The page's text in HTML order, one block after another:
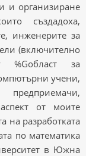
и организиране
създадоха,
инженерите за
(включително
%Gобласт за
учени,
предприемачи,
от моите
на разработката
по математика
в Южна